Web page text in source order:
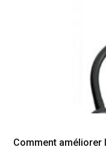
Comment améliorer